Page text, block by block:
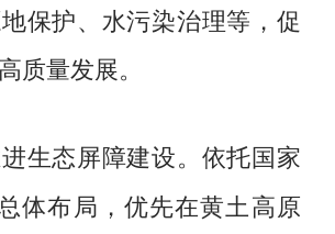
保护、水污染治理等，促
质量发展。
态屏障建设。 依托国家
体布局，优先在黄土高原